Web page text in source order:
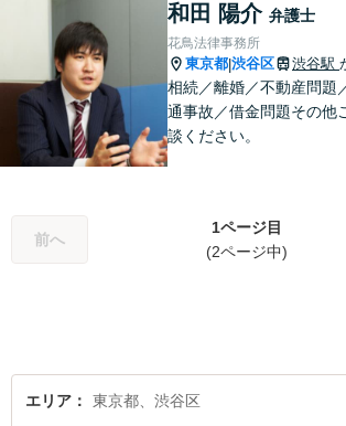
ガルサービスをお届けしま
す。
和田 陽介 弁護士
花鳥法律事務所
東京都|渋谷区 渋谷駅
相続／離婚／不動産問題
通事故／借金問題その他
談ください。
前へ
1ページ目
(2ページ中)
エリア 東京都、渋谷区